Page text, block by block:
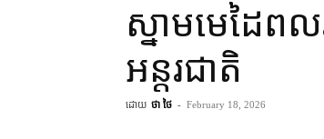
ស្នាម​មេដៃ​ពល
អន្តរជាតិ
ដោយ ថា ថៃ - February 18, 2026